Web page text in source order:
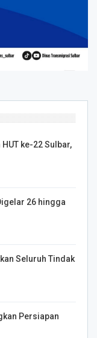
ke-22 Sulbar,
26 hingga
Seluruh Tindak
Persiapan